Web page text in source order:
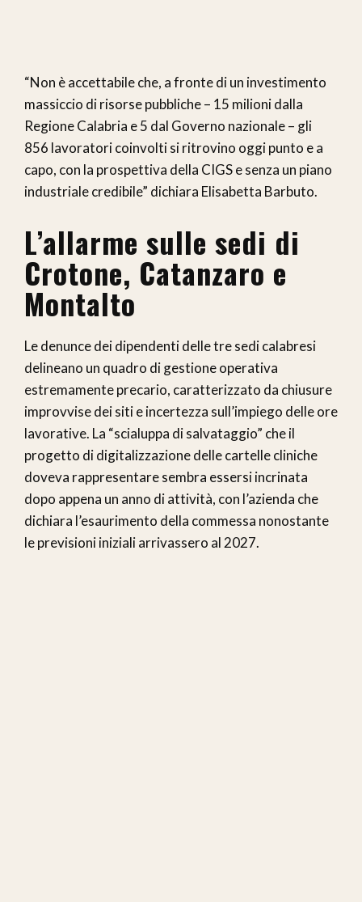
“Non è accettabile che, a fronte di un investimento
massiccio di risorse pubbliche – 15 milioni dalla
Regione Calabria e 5 dal Governo nazionale – gli
856 lavoratori coinvolti si ritrovino oggi punto e a
capo, con la prospettiva della CIGS e senza un piano
industriale credibile” dichiara Elisabetta Barbuto.
L’allarme sulle sedi di
Crotone, Catanzaro e
Montalto
Le denunce dei dipendenti delle tre sedi calabresi
delineano un quadro di gestione operativa
estremamente precario, caratterizzato da chiusure
improvvise dei siti e incertezza sull’impiego delle ore
lavorative. La “scialuppa di salvataggio” che il
progetto di digitalizzazione delle cartelle cliniche
doveva rappresentare sembra essersi incrinata
dopo appena un anno di attività, con l’azienda che
dichiara l’esaurimento della commessa nonostante
le previsioni iniziali arrivassero al 2027.